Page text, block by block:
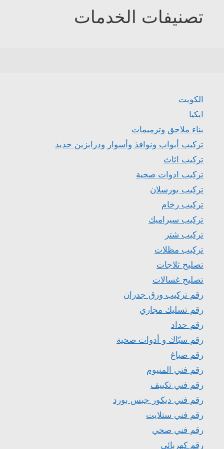
تصنيفات الخدمات
الكويت
ايكيا
بناء ملاحق وترميمات
تركيب أبواب ونوافذ وأسوار ودرابزين حديد
تركيب اثاث
تركيب ادوات صحية
تركيب بورسلان
تركيب رخام
تركيب سيراميك
تركيب شتر
تركيب مظلات
تصليح ثلاجات
تصليح غسالات
رقم تركيب ورق جدران
رقم تسليك مجاري
رقم حداد
رقم سبّاك و أدوات صحية
رقم صباغ
رقم فني المنيوم
رقم فني تكييف
رقم فني ديكور جبس بورد
رقم فني ستلايت
رقم فني صحي
رقم كهربائي